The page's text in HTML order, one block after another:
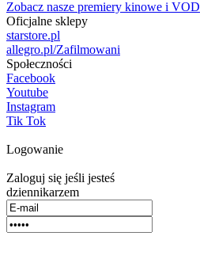
Zobacz nasze premiery kinowe i VOD
Oficjalne sklepy
starstore.pl
allegro.pl/Zafilmowani
Społeczności
Facebook
Youtube
Instagram
Tik Tok
Logowanie
Zaloguj się jeśli jesteś
dziennikarzem